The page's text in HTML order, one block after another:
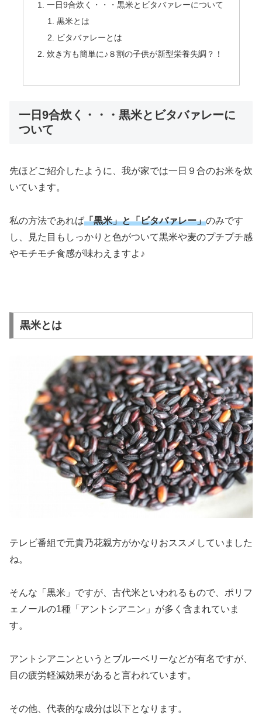
一日9合炊く・・・黒米とビタバァレーについて
黒米とは
ビタバァレーとは
炊き方も簡単に♪８割の子供が新型栄養失調？！
一日9合炊く・・・黒米とビタバァレーに
ついて
先ほどご紹介したように、我が家では一日９合のお米を炊
いています。
私の方法であれば「黒米」と「ビタバァレー」のみです
し、見た目もしっかりと色がついて黒米や麦のプチプチ感
やモチモチ食感が味わえますよ♪
黒米とは
テレビ番組で元貴乃花親方がかなりおススメしていました
ね。
そんな「黒米」ですが、古代米といわれるもので、ポリフ
ェノールの1種「アントシアニン」が多く含まれていま
す。
アントシアニンというとブルーベリーなどが有名ですが、
目の疲労軽減効果があると言われています。
その他、代表的な成分は以下となります。